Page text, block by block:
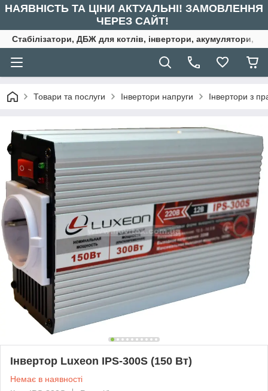
НАЯВНІСТЬ ТА ЦІНИ АКТУАЛЬНІ! ЗАМОВЛЕННЯ
ЧЕРЕЗ САЙТ!
Стабілізатори, ДБЖ для котлів, інвертори, акумулятори,
Товари та послуги Інвертори напруги Інвертори з
Інвертор Luxeon IPS-300S (150 Вт)
Немає в наявності